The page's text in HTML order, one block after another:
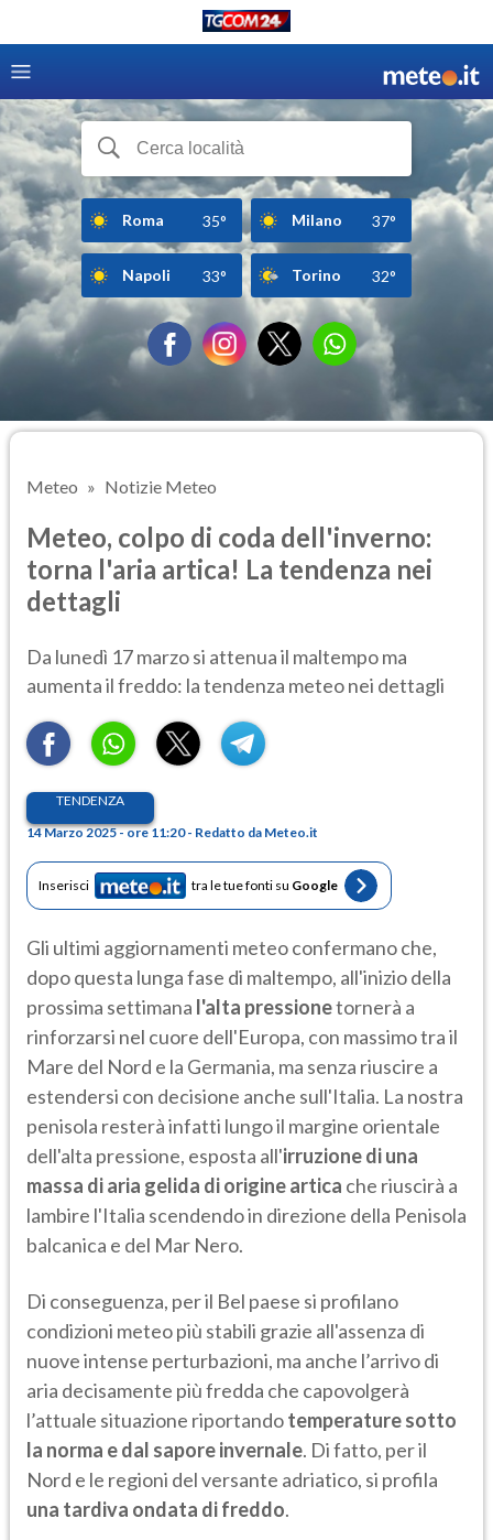
Roma 35° Milano 37°
Napoli 33° Torino 32°
Meteo Notizie Meteo
Meteo, colpo di coda dell'inverno:
torna l'aria artica! La tendenza nei
dettagli
Da lunedì 17 marzo si attenua il maltempo ma
aumenta il freddo: la tendenza meteo nei dettagli
TENDENZA
14 Marzo 2025 - ore 11:20 - Redatto da Meteo.it
Inserisci tra le tue fonti su Google
Gli ultimi aggiornamenti meteo confermano che,
dopo questa lunga fase di maltempo, all'inizio della
prossima settimana l'alta pressionetornerà a
rinforzarsi nel cuore dell'Europa, con massimo tra il
Mare del Nord e la Germania, ma senza riuscire a
estendersi con decisione anche sull'Italia. La nostra
penisola resterà infatti lungo il margine orientale
dell'alta pressione, esposta all'irruzione di una
massa di aria gelida di origine artica che riuscirà a
lambire l'Italia scendendo in direzione della Penisola
balcanica e del Mar Nero.
Di conseguenza, per il Bel paese si profilano
condizioni meteo più stabili grazie all'assenza di
nuove intense perturbazioni, ma anche l’arrivo di
aria decisamente più fredda che capovolgerà
l’attuale situazione riportandotemperature sotto
la norma e dal sapore invernale. Di fatto, per il
Nord e le regioni del versante adriatico, si profila
una tardiva ondata di freddo.